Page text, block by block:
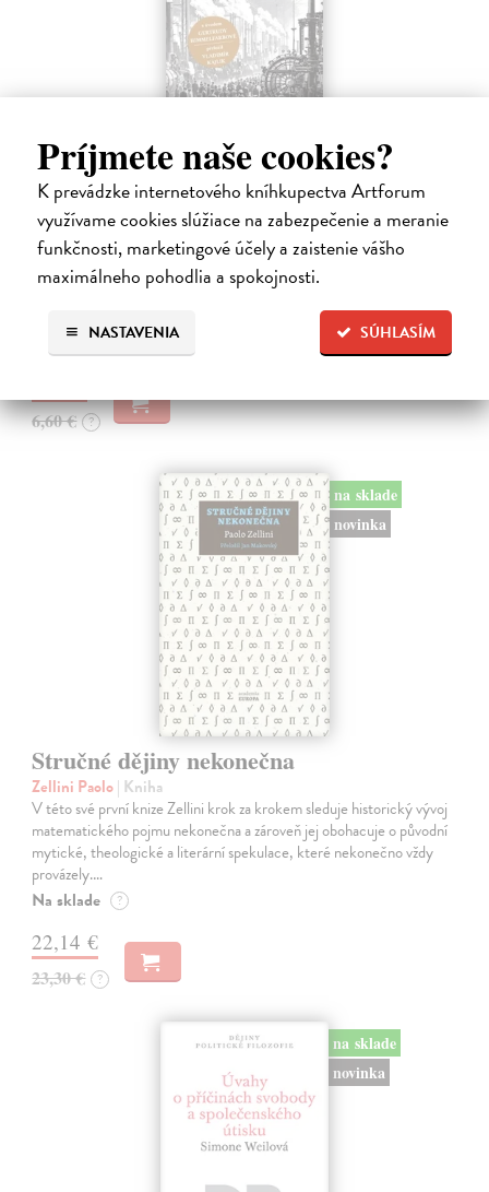
Príjmete naše cookies?
K prevádzke internetového kníhkupectva Artforum
využívame cookies slúžiace na zabezpečenie a meranie
funkčnosti, marketingové účely a zaistenie vášho
maximálneho pohodlia a spokojnosti.
SÚHLASÍM
NASTAVENIA
Memoár o chudobě
Tocqueville Alexis de| Kniha
První český překlad méně známého díla jedné z nejvýznamnějších
osobností evropské politické filosofie 19. století je doplněn obšírnými
komentáři Ivo Budila, Jana Kellera a Gertrudy Himmelfalberové.
Na sklade ?
6,60 € ?
na sklade
novinka
Stručné dějiny nekonečna
Zellini Paolo| Kniha
V této své první knize Zellini krok za krokem sleduje historický vývoj
matematického pojmu nekonečna a zároveň jej obohacuje o původní
mytické, theologické a literární spekulace, které nekonečno vždy
provázely.…
Na sklade ?
22,14 €
23,30 € ?
na sklade
novinka